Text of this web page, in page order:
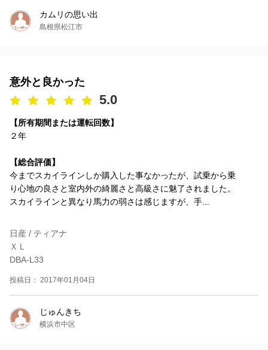
カムリの思い出
島根県松江市
意外と良かった
5.0
【所有期間または運転回数】
２年
【総合評価】
今までスカイラインしか購入した事なかったが、試乗から乗
り心地の良さと室内外の綺麗さと高級さに魅了されました。
スカイラインと異なり馬力の弱さは感じますが、手...
日産 / ティアナ
ＸＬ
DBA-L33
投稿日： 2017年01月04日
じゅんきち
横浜市中区